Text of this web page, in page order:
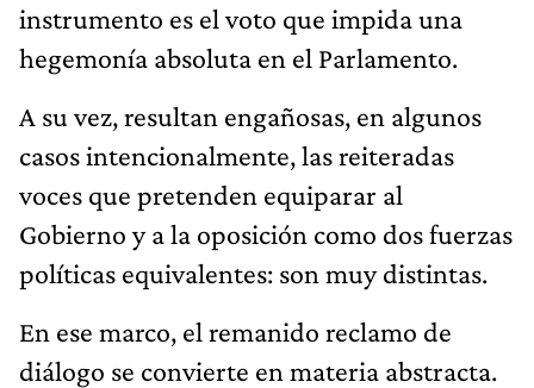
instrumento es el voto que impida una
hegemonía absoluta en el Parlamento.
A su vez, resultan engañosas, en algunos
casos intencionalmente, las reiteradas
voces que pretenden equiparar al
Gobierno y a la oposición como dos fuerzas
políticas equivalentes: son muy distintas.
En ese marco, el remanido reclamo de
diálogo se convierte en materia abstracta.